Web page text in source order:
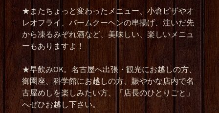
★またちょっと変わったメニュー、小倉ピザやオ
レオフライ、バームクーヘンの串揚げ、注いだ先
から凍るみぞれ酒など、美味しい、楽しいメニュ
ーもありますよ！
★早飲みOK。名古屋へ出張・観光にお越しの方、
御園座、科学館にお越しの方、賑やかな店内で名
古屋めしを楽しみたい方、「店長のひとりごと」
へぜひお越し下さい。